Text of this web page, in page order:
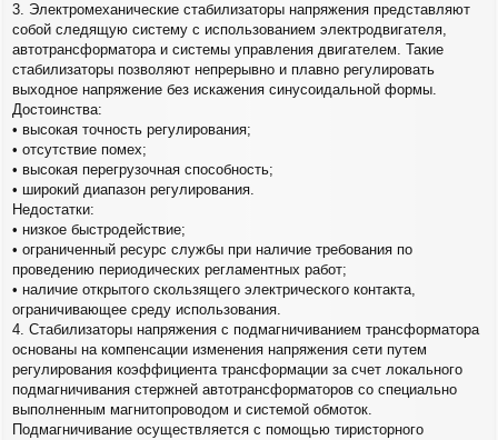
3. Электромеханические стабилизаторы напряжения представляют
собой следящую систему с использованием электродвигателя,
автотрансформатора и системы управления двигателем. Такие
стабилизаторы позволяют непрерывно и плавно регулировать
выходное напряжение без искажения синусоидальной формы.
Достоинства:
• высокая точность регулирования;
• отсутствие помех;
• высокая перегрузочная способность;
• широкий диапазон регулирования.
Недостатки:
• низкое быстродействие;
• ограниченный ресурс службы при наличие требования по
проведению периодических регламентных работ;
• наличие открытого скользящего электрического контакта,
ограничивающее среду использования.
4. Стабилизаторы напряжения с подмагничиванием трансформатора
основаны на компенсации изменения напряжения сети путем
регулирования коэффициента трансформации за счет локального
подмагничивания стержней автотрансформаторов со специально
выполненным магнитопроводом и системой обмоток.
Подмагничивание осуществляется с помощью тиристорного